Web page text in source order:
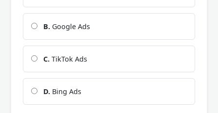
B. Google Ads
C. TikTok Ads
D. Bing Ads